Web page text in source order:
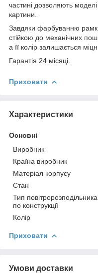
частині дозволяють
картини.
Завдяки фарбуванню
стійкою до механічних
а її колір залишається
Гарантія 24 місяці.
Приховати
Характеристики
Основні
Виробник
Країна виробник
Матеріал корпусу
Стан
Тип повітророзподільника
по конструкції
Колір
Приховати
Умови доставки